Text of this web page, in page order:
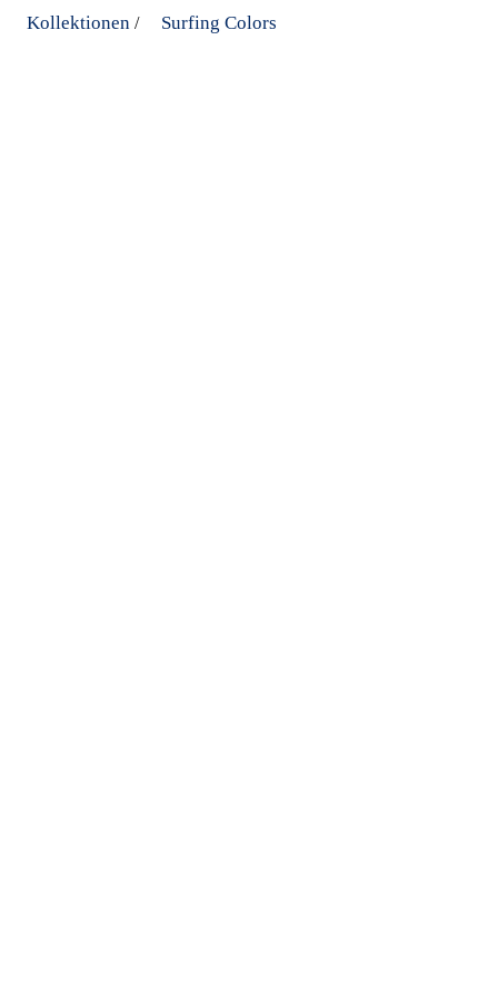
Kollektionen / Surfing Colors